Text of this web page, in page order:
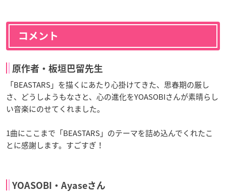
コメント
原作者・板垣巴留先生
「BEASTARS」を描くにあたり心掛けてきた、思春期の厳し
さ、どうしようもなさと、心の進化をYOASOBIさんが素晴らし
い音楽にのせてくれました。
1曲にここまで「BEASTARS」のテーマを詰め込んでくれたこ
とに感謝します。すごすぎ！
YOASOBI・Ayaseさん